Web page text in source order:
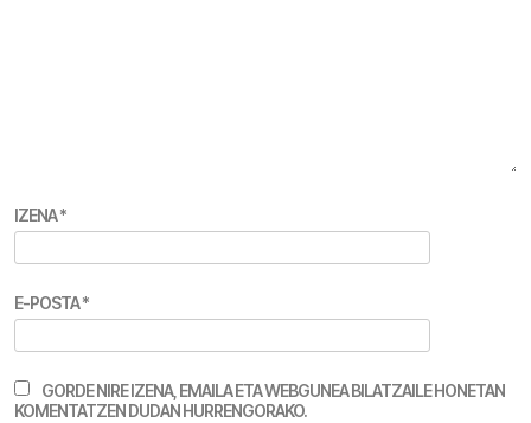
IZENA*
E-POSTA*
GORDE NIRE IZENA, EMAILA ETA WEBGUNEA BILATZAILE HONETAN
KOMENTATZEN DUDAN HURRENGORAKO.